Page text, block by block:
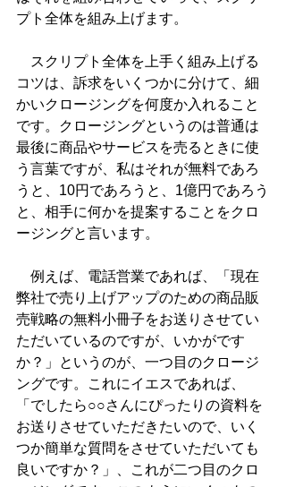
プト全体を組み上げます。
スクリプト全体を上手く組み上げる
コツは、訴求をいくつかに分けて、細
かいクロージングを何度か入れること
です。クロージングというのは普通は
最後に商品やサービスを売るときに使
う言葉ですが、私はそれが無料であろ
うと、10円であろうと、1億円であろう
と、相手に何かを提案することをクロ
ージングと言います。
例えば、電話営業であれば、「現在
弊社で売り上げアップのための商品販
売戦略の無料小冊子をお送りさせてい
ただいているのですが、いかがです
か？」というのが、一つ目のクロージ
ングです。これにイエスであれば、
「でしたら○○さんにぴったりの資料を
お送りさせていただきたいので、いく
つか簡単な質問をさせていただいても
良いですか？」、これが二つ目のクロ